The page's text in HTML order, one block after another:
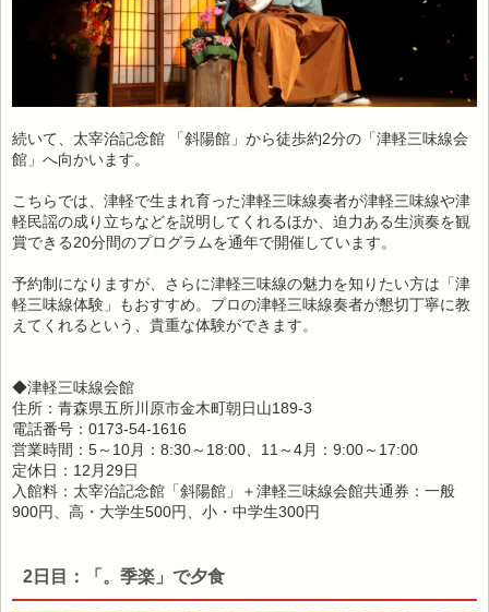
続いて、太宰治記念館 「斜陽館」から徒歩約2分の「津軽三味線会
館」へ向かいます。
こちらでは、津軽で生まれ育った津軽三味線奏者が津軽三味線や津
軽民謡の成り立ちなどを説明してくれるほか、迫力ある生演奏を観
賞できる20分間のプログラムを通年で開催しています。
予約制になりますが、さらに津軽三味線の魅力を知りたい方は「津
軽三味線体験」もおすすめ。プロの津軽三味線奏者が懇切丁寧に教
えてくれるという、貴重な体験ができます。
◆津軽三味線会館
住所：青森県五所川原市金木町朝日山189-3
電話番号：0173-54-1616
営業時間：5～10月：8:30～18:00、11～4月：9:00～17:00
定休日：12月29日
入館料：太宰治記念館「斜陽館」＋津軽三味線会館共通券：一般
900円、高・大学生500円、小・中学生300円
2日目：「。季楽」で夕食